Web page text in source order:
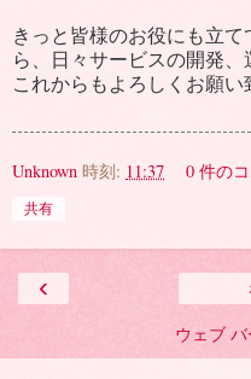
きっと皆様のお役にも立
ら、日々サービスの開発、
これからもよろしくお願い
Unknown 時刻: 11:37 0 件の
共有
‹
ウェブ